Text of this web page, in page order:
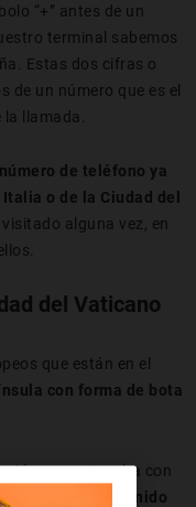
“+” antes de un
terminal sabemos
Estas dos cifras o
de un número que es el
llamada.
de teléfono ya
o de la Ciudad del
visitado alguna vez, en
del Vaticano
que están en el
con forma de bota
muy estrecha con
hayamos tenido